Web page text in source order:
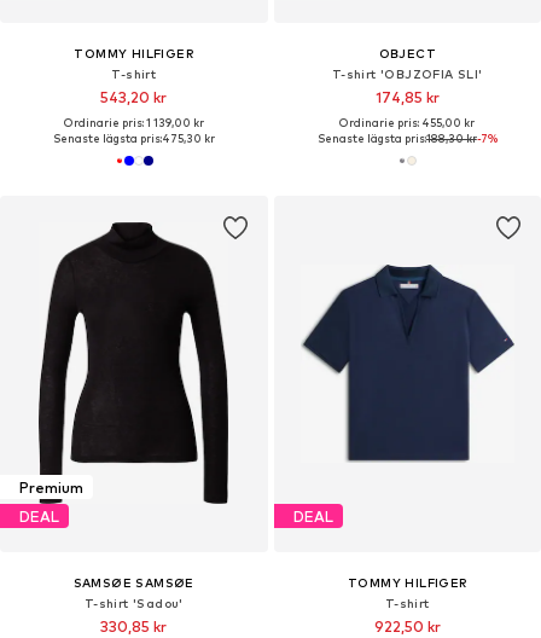
TOMMY HILFIGER
T-shirt
543,20 kr
Ordinarie pris: 1 139,00 kr
Senaste lägsta pris:475,30 kr
OBJECT
T-shirt 'OBJZOFIA SLI'
174,85 kr
Ordinarie pris: 455,00 kr
Senaste lägsta pris:188,30 kr-7%
Premium
DEAL
SAMSØE SAMSØE
T-shirt 'Sadou'
330,85 kr
DEAL
TOMMY HILFIGER
T-shirt
922,50 kr